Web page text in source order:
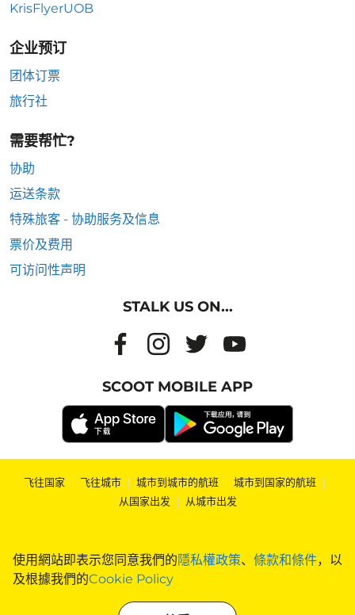
使用網站即表示您同意我們的隱私權政策、 條款和條件，以
及根據我們的Cookie Policy
KrisFlyerUOB
企业预订
团体订票
旅行社
需要帮忙?
协助
运送条款
特殊旅客 - 协助服务及信息
票价及费用
可访问性声明
STALK US ON...
SCOOT MOBILE APP
飞往国家 | 飞往城市 | 城市到城市的航班 | 城市到国家的航班 |
从国家出发 | 从城市出发